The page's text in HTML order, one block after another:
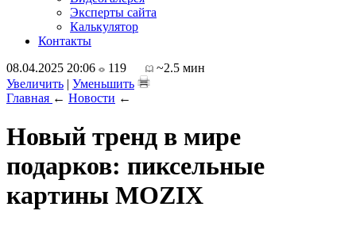
Эксперты сайта
Калькулятор
Контакты
08.04.2025 20:06
119
~2.5 мин
Увеличить | Уменьшить
Главная ← Новости ←
Новый тренд в мире
подарков: пиксельные
картины MOZIX